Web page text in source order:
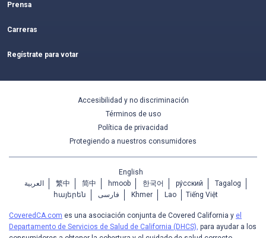
Prensa
Carreras
Regístrate para votar
Accesibilidad y no discriminación
Términos de uso
Política de privacidad
Protegiendo a nuestros consumidores
English
العربية
繁中 简中 hmoob 한국어 ру́сский
Tagalog
հայերեն
فارسی Khmer Lao Tiếng Việt
CoveredCA.com es una asociación conjunta de Covered California y el
Departamento de Servicios de Salud de California (DHCS), para ayudar a los